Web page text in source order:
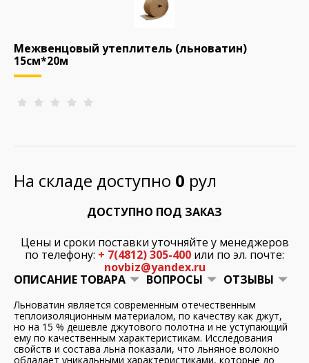
Межвенцовый утеплитель (льноватин)
15см*20м
На складе доступно 0 рул
ДОСТУПНО ПОД ЗАКАЗ
Цены и сроки поставки уточняйте у менеджеров
по телефону: + 7(4812) 305-400 или по эл. почте:
novbiz@yandex.ru
ОПИСАНИЕ ТОВАРА
ВОПРОСЫ ОТЗЫВЫ
Льноватин является современным отечественным
теплоизоляционным материалом, по качеству как джут,
но на 15 % дешевле джутового полотна и не уступающий
ему по качественным характеристикам. Исследования
свойств и состава льна показали, что льняное волокно
обладает уникальными характеристиками, которые до